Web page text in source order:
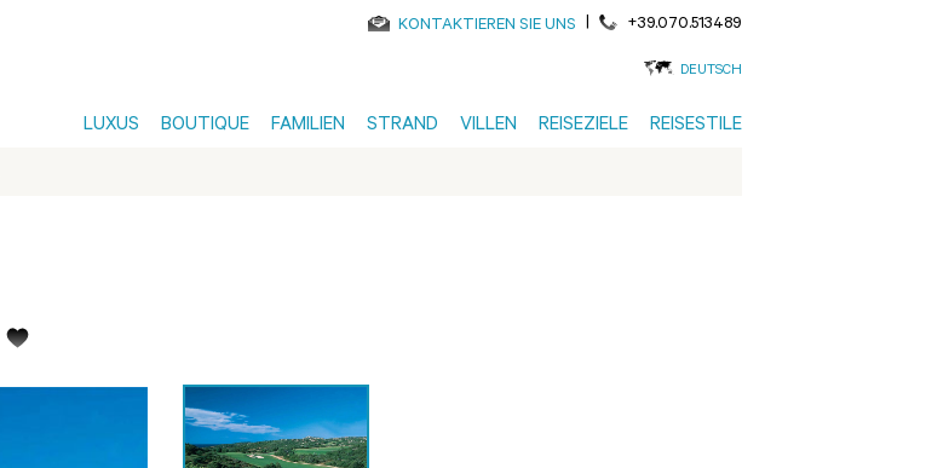
KONTAKTIEREN SIE UNS | +39.070.513489
DEUTSCH
LUXUS BOUTIQUE FAMILIEN STRAND VILLEN REISEZIELE REISESTILE